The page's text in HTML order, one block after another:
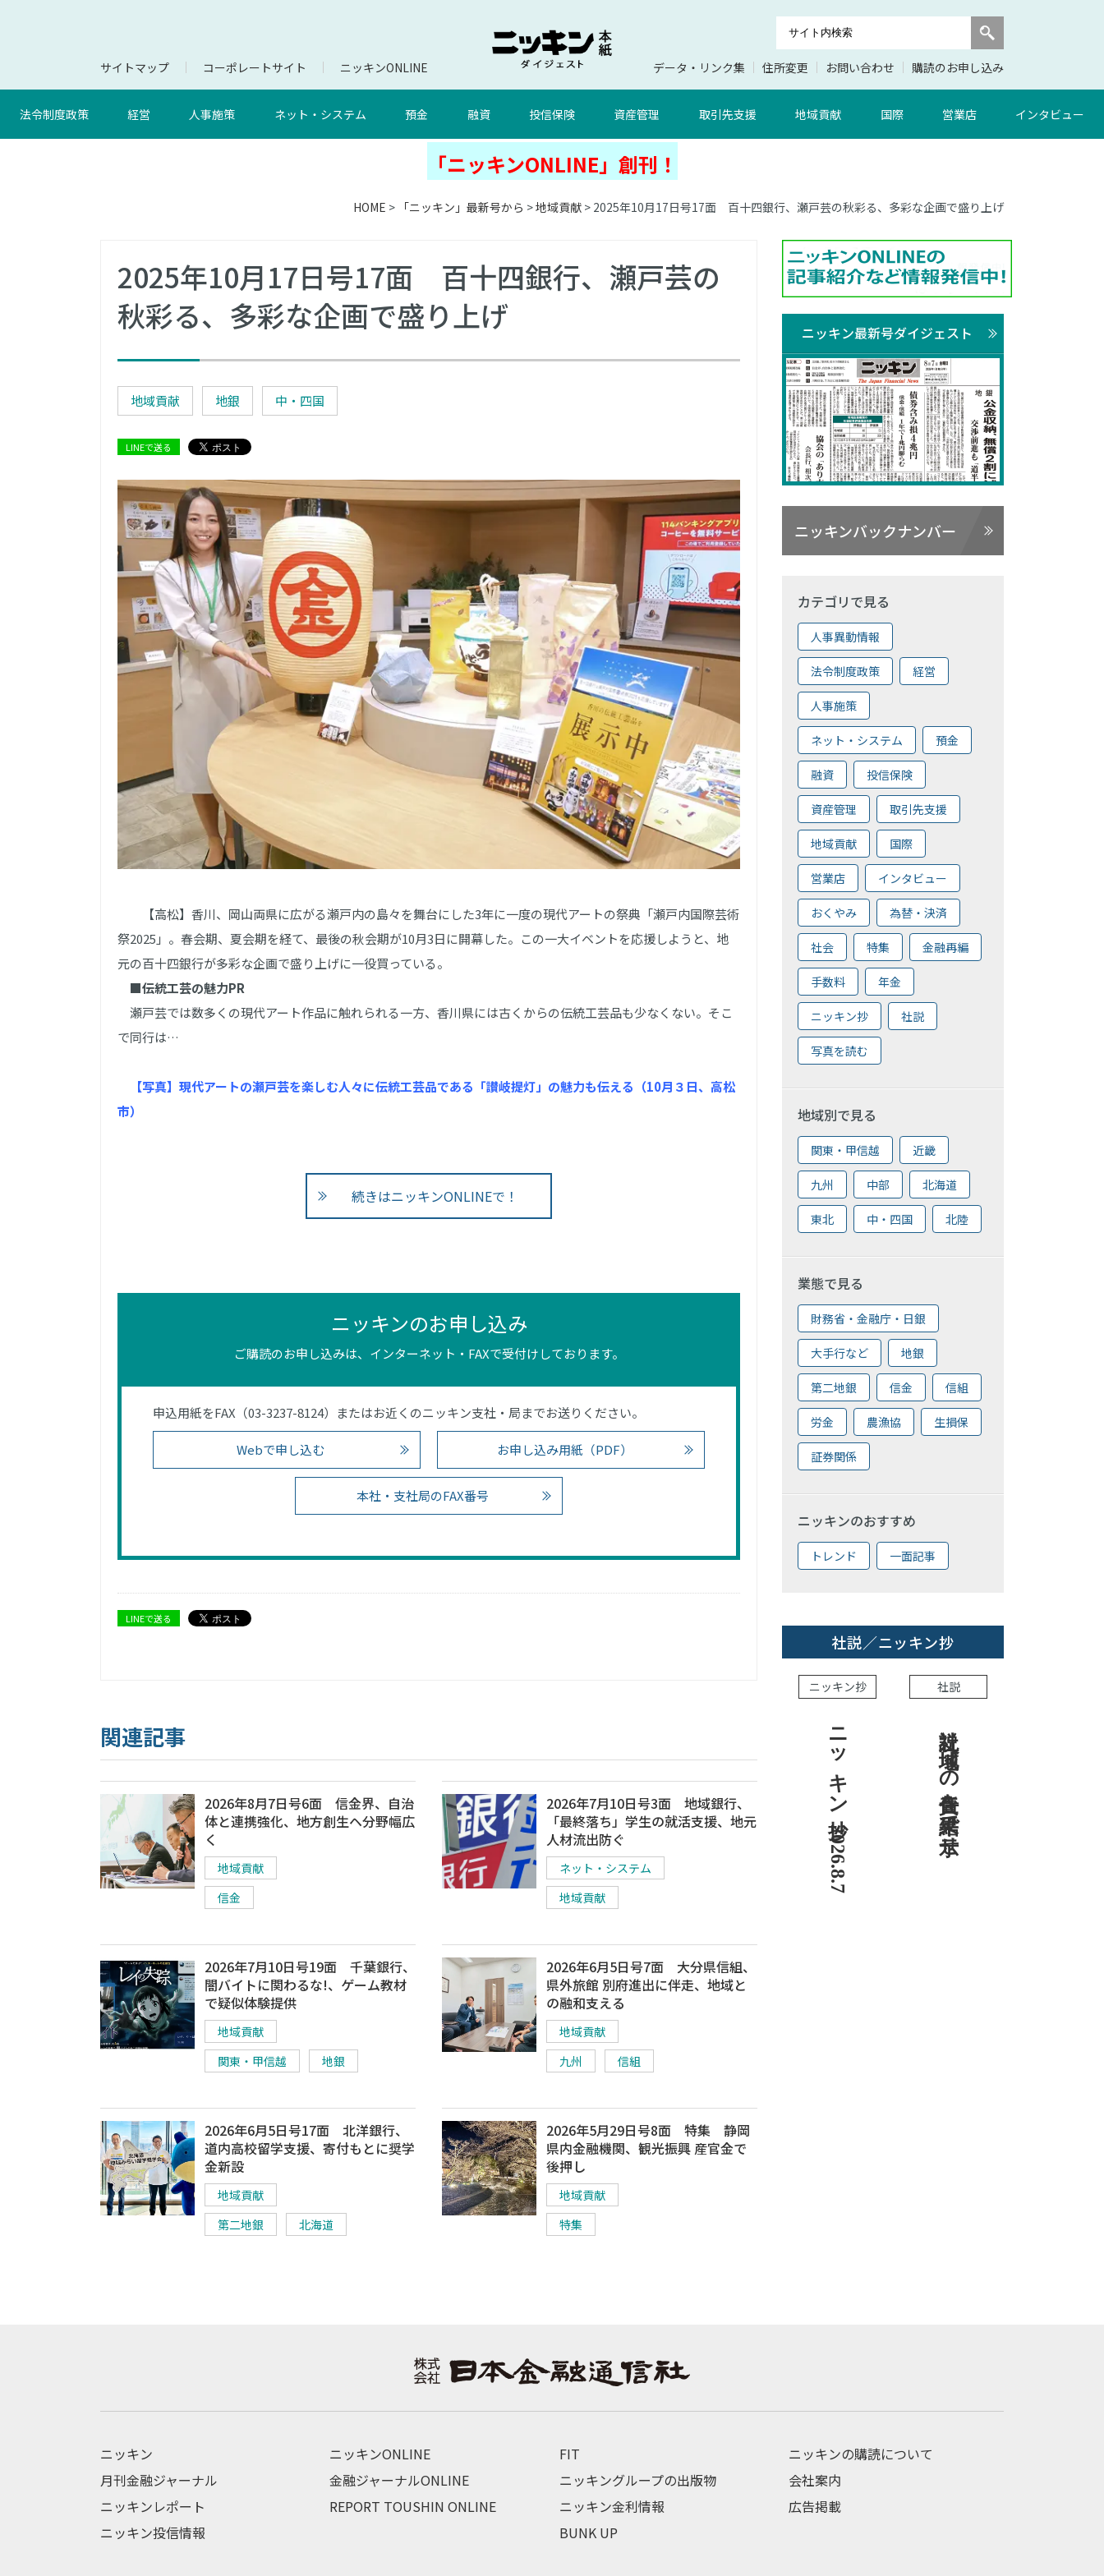
サイトマップ コーポレートサイト ニッキンONLINE データ・リンク集 住所変更 お問い合わせ 購読のお申し込み
法令制度政策 経営 人事施策 ネット・システム 預金 融資 投信保険 資産管理 取引先支援 地域貢献 国際 営業店 インタビュー
「ニッキンONLINE」創刊！
HOME > 「ニッキン」最新号から >地域貢献 > 2025年10月17日号17面 百十四銀行、瀬戸芸の秋彩る、多彩な企画で盛り上げ
2025年10月17日号17面 百十四銀行、瀬戸芸の
秋彩る、多彩な企画で盛り上げ
地域貢献 地銀 中・四国
LINEで送る
【高松】香川、岡山両県に広がる瀬戸内の島々を舞台にした3年に一度の現代アートの祭典「瀬戸内国際芸術
祭2025」。春会期、夏会期を経て、最後の秋会期が10月3日に開幕した。この一大イベントを応援しようと、地
元の百十四銀行が多彩な企画で盛り上げに一役買っている。
■伝統工芸の魅力PR
瀬戸芸では数多くの現代アート作品に触れられる一方、香川県には古くからの伝統工芸品も少なくない。そこ
で同行は…
【写真】現代アートの瀬戸芸を楽しむ人々に伝統工芸品である「讃岐提灯」の魅力も伝える（10月３日、高松
市）
続きはニッキンONLINEで！
ニッキンのお申し込み
ご購読のお申し込みは、インターネット・FAXで受付けしております。
申込用紙をFAX（03-3237-8124）またはお近くのニッキン支社・局までお送りください。
Webで申し込む お申し込み用紙（PDF）
本社・支社局のFAX番号
LINEで送る
関連記事
2026年8月7日号6面 信金界、自治
体と連携強化、地方創生ヘ分野幅広
く
地域貢献
信金
2026年7月10日号3面 地域銀行、
「最終落ち」学生の就活支援、地元
人材流出防ぐ
ネット・システム
地域貢献
2026年7月10日号19面 千葉銀行、
闇バイトに関わるな!、ゲーム教材
で疑似体験提供
地域貢献
関東・甲信越
地銀
2026年6月5日号7面 大分県信組、
県外旅館 別府進出に伴走、地域と
の融和支える
地域貢献
九州
信組
2026年6月5日号17面 北洋銀行、
道内高校留学支援、寄付もとに奨学
金新設
地域貢献
第二地銀
北海道
2026年5月29日号8面 特集 静岡
県内金融機関、観光振興 産官金で
後押し
地域貢献
特集
ニッキン最新号ダイジェスト
ニッキンバックナンバー
カテゴリで見る
人事異動情報
法令制度政策 経営
人事施策
ネット・システム 預金
融資 投信保険
資産管理 取引先支援
地域貢献 国際
営業店 インタビュー
おくやみ 為替・決済
社会 特集 金融再編
手数料 年金
ニッキン抄 社説
写真を読む
地域別で見る
関東・甲信越 近畿
九州 中部 北海道
東北 中・四国 北陸
業態で見る
財務省・金融庁・日銀
大手行など 地銀
第二地銀 信金 信組
労金 農漁協 生損保
証券関係
ニッキンのおすすめ
トレンド 一面記事
社説／ニッキン抄
ニッキン抄
ニッキン抄 2026.8.7
社説
社説 地域への責任を結果で示せ
ニッキン
月刊金融ジャーナル
ニッキンレポート
ニッキン投信情報
ニッキンONLINE
金融ジャーナルONLINE
REPORT TOUSHIN ONLINE
FIT
ニッキングループの出版物
ニッキン金利情報
BUNK UP
ニッキンの購読について
会社案内
広告掲載